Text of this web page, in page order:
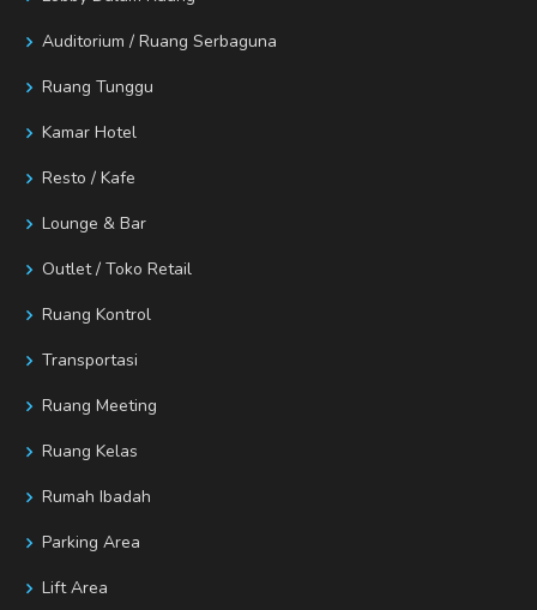
Auditorium / Ruang Serbaguna
Ruang Tunggu
Kamar Hotel
Resto / Kafe
Lounge & Bar
Outlet / Toko Retail
Ruang Kontrol
Transportasi
Ruang Meeting
Ruang Kelas
Rumah Ibadah
Parking Area
Lift Area